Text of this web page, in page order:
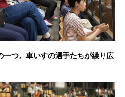
一つ。車いすの選手たちが繰り広